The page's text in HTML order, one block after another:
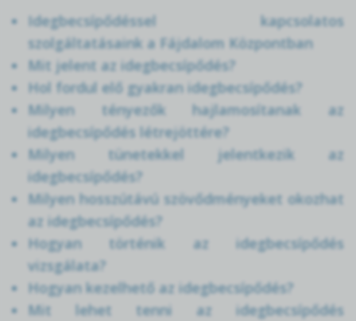
Idegbecsípődéssel kapcsolatos
szolgáltatásaink a Fájdalom Központban
Mit jelent az idegbecsípődés?
Hol fordul elő gyakran idegbecsípődés?
Milyen tényezők hajlamosítanak az
idegbecsípődés létrejöttére?
Milyen tünetekkel jelentkezik az
idegbecsípődés?
Milyen hosszútávú szövődményeket okozhat
az idegbecsípődés?
Hogyan történik az idegbecsípődés
vizsgálata?
Hogyan kezelhető az idegbecsípődés?
Mit lehet tenni az idegbecsípődés